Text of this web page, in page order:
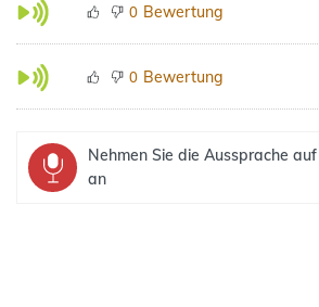
0 Bewertung
0 Bewertung
Nehmen Sie die Aussprache
an